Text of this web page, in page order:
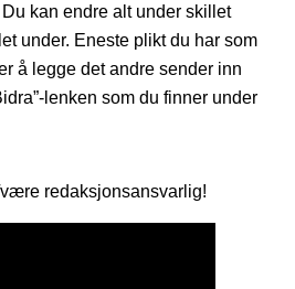
kan endre alt under skillet
under. Eneste plikt du har som
å legge det andre sender inn
lenken som du finner under
redaksjonsansvarlig!